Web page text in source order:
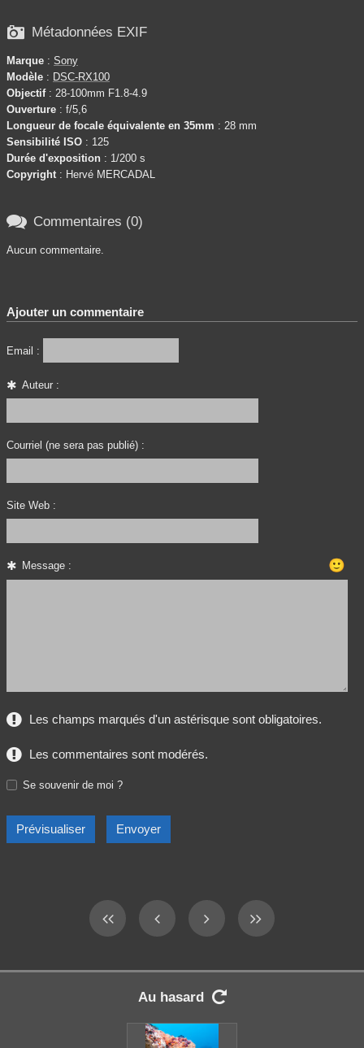
 Métadonnées EXIF
Marque : Sony
Modèle : DSC-RX100
Objectif: 28-100mm F1.8-4.9
Ouverture : f/5,6
Longueur de focale équivalente en 35mm : 28 mm
Sensibilité ISO : 125
Durée d'exposition : 1/200 s
Copyright : Hervé MERCADAL
 Commentaires (0)
Aucun commentaire.
Ajouter un commentaire
Email :
Auteur :
Courriel (ne sera pas publié) :
Site Web :
Message : 🙂
Les champs marqués d'un astérisque sont obligatoires.
Les commentaires sont modérés.
Se souvenir de moi ?
Au hasard 